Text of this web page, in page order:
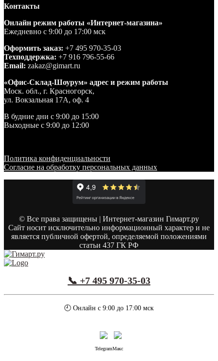
Контакты
Онлайн режим работы «Интернет-магазина»
Ежедневно с 9:00 до 17:00 мск
Оформить заказ: +7 495 970-35-03
Техподдержка: +7 916 796-55-66
Email: zakaz@gimart.ru
«Офис-Склад-Шоурум» адрес и режим работы
Моск. обл., г. Красногорск,
ул. Вокзальная 17А, оф. 4
В будние дни с 9:00 до 15:00
Выходные с 9:00 до 12:00
Политика конфиденциальности
Согласие на обработку персональных данных
© Все права защищены | Интернет-магазин Гимарт.ру
Сайт носит исключительно информационный характер и не
является публичной офертой, определяемой положениями
статьи 437 ГК РФ
📞 +7 495 970-35-03
🕘 Онлайн с 9:00 до 17:00 мск
TelegramМакс